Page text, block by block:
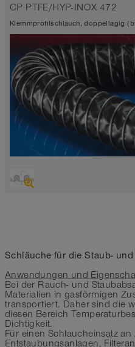
-40°C bis 170°C
CP PTFE/HYP-INOX 472
Klemmprofilschlauch, doppellagig
Saugschlauch + Druckschlauch
Schläuche für die Staub-
Anwendungen und
Bei der Rauch- und
Materialien in gasförmigen
transportiert. Daher sind die
diesen Bereich
Dichtigkeit.
Für einen Schlaucheinsatz
Entstaubungsanlagen,